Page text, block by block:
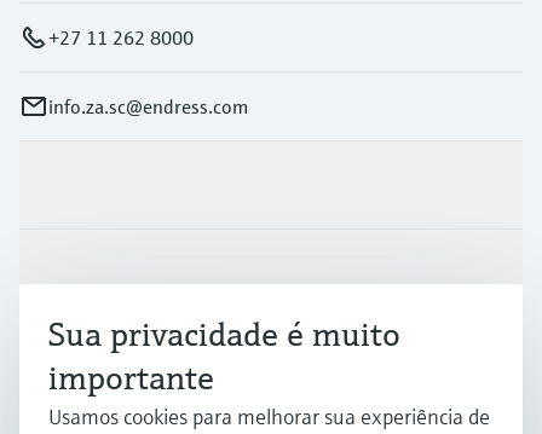
+27 11 262 8000
info.za.sc@endress.com
Suporte
Sua privacidade é muito
importante
Usamos cookies para melhorar sua experiência de